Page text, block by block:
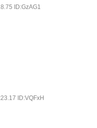
ID:GzAG1
ID:VQFxH